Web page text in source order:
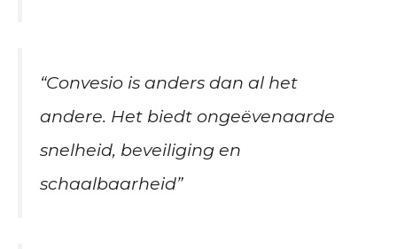
“Convesio is anders dan al het
andere. Het biedt ongeëvenaarde
snelheid, beveiliging en
schaalbaarheid”